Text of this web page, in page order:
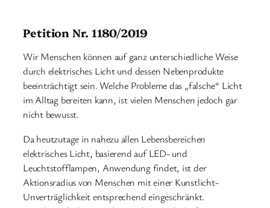
Petition Nr. 1180/2019
Wir Menschen können auf ganz unterschiedliche Weise
durch elektrisches Licht und dessen Nebenprodukte
beeinträchtigt sein. Welche Probleme das „falsche“ Licht
im Alltag bereiten kann, ist vielen Menschen jedoch gar
nicht bewusst.
Da heutzutage in nahezu allen Lebensbereichen
elektrisches Licht, basierend auf LED- und
Leuchtstofflampen, Anwendung findet, ist der
Aktionsradius von Menschen mit einer Kunstlicht-
Unverträglichkeit entsprechend eingeschränkt.